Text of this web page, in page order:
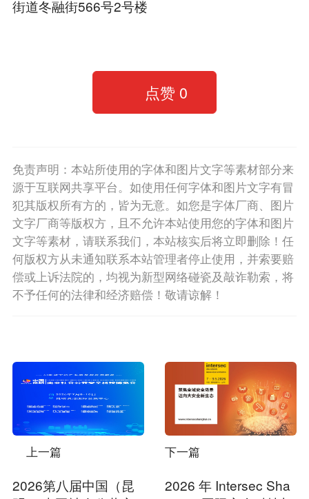
街道冬融街566号2号楼
点赞 0
免责声明：本站所使用的字体和图片文字等素材部分来
源于互联网共享平台。如使用任何字体和图片文字有冒
犯其版权所有方的，皆为无意。如您是字体厂商、图片
文字厂商等版权方，且不允许本站使用您的字体和图片
文字等素材，请联系我们，本站核实后将立即删除！任
何版权方从未通知联系本站管理者停止使用，并索要赔
偿或上诉法院的，均视为新型网络碰瓷及敲诈勒索，将
不予任何的法律和经济赔偿！敬请谅解！
上一篇
2026第八届中国（昆
下一篇
2026 年 Intersec Sha